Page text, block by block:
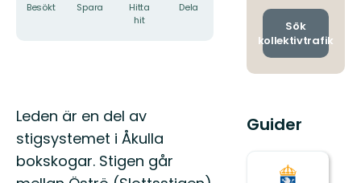
Besökt Spara
Hitta
hit
Dela
Beskrivning
Leden är en del av
stigsystemet i Åkulla
bokskogar. Stigen går
och
Sök
kollektivtrafik
Guider